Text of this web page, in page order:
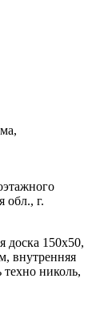
обл., г.
доска 150х50,
внутренняя
техно николь,